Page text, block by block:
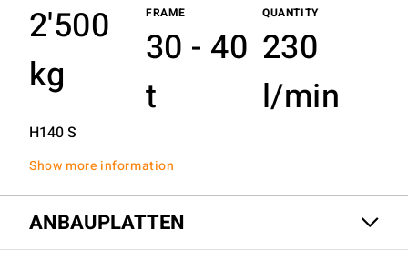
2'500
kg
FRAME
30 - 40
t
QUANTITY
230
l/min
H140 S
Show more information
ANBAUPLATTEN